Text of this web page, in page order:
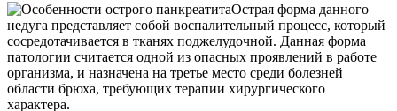
Острая форма данного
недуга представляет собой воспалительный процесс, который
сосредотачивается в тканях поджелудочной. Данная форма
патологии считается одной из опасных проявлений в работе
организма, и назначена на третье место среди болезней
области брюха, требующих терапии хирургического
характера.